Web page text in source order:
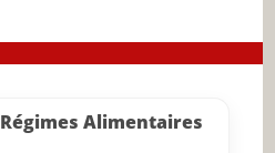
close
the
Alimentaires